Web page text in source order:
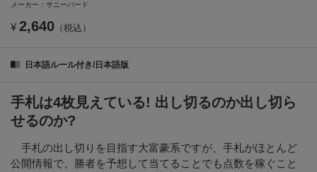
メーカー：サニーバード
¥ 2,640 （税込）
日本語ルール付き/日本語版
手札は4枚見えている! 出し切るのか出し切ら
せるのか?
手札の出し切りを目指す大富豪系ですが、手札がほとんど
公開情報で、勝者を予想して当てることでも点数を稼ぐこと